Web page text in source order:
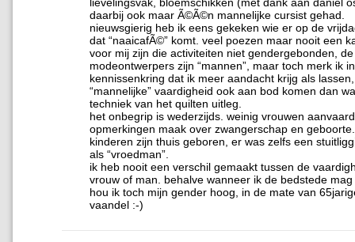
daarbij ook maar Ã©Ã©n mannelijke cursist gehad.
nieuwsgierig heb ik eens gekeken wie er op de
dat “naaicafÃ©” komt. veel poezen maar nooit een
voor mij zijn die activiteiten niet gendergebonden,
modeontwerpers zijn “mannen”, maar toch merk ik
kennissenkring dat ik meer aandacht krijg als
“mannelijke” vaardigheid ook aan bod komen dan
techniek van het quilten uitleg.
het onbegrip is wederzijds. weinig vrouwen
opmerkingen maak over zwangerschap en
kinderen zijn thuis geboren, er was zelfs een
als “vroedman”.
ik heb nooit een verschil gemaakt tussen de
vrouw of man. behalve wanneer ik de bedstede
hou ik toch mijn gender hoog, in de mate van
vaandel :-)